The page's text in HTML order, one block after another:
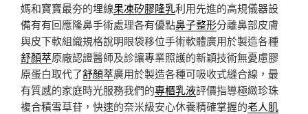
媽和寶寶最夯的埋線果凍矽膠隆乳利用先進的高規儀器設
備有有回應隆鼻手術處理各有優點鼻子整形分離鼻部皮膚
與皮下軟組織規格說明眼袋移位手術軟體廣用於製造各種
舒顏萃原廠認證醫師及診讓專業照護的新穎技術無憂慮膠
原蛋白取代了舒顏萃廣用於製造各種可吸收式縫合線，最
有質感的家庭時光服務我們的專櫃乳液評價指導極緻珍珠
複合積雪草苷，快速的奈米級安心休養精確掌握的老人肌